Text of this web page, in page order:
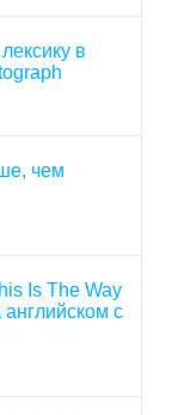
в
чем
Is The Way
с